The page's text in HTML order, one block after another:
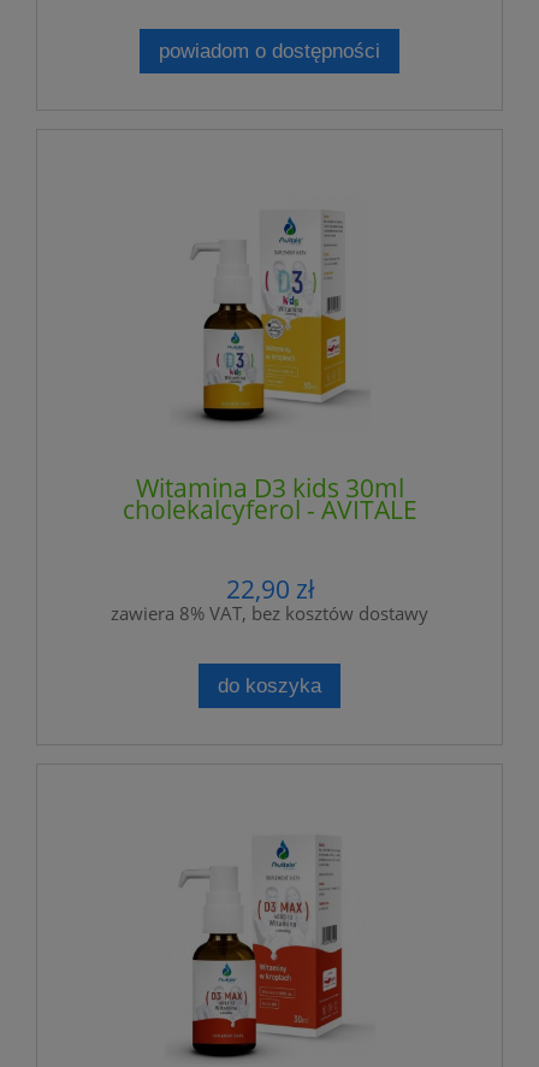
powiadom o dostępności
Witamina D3 kids 30ml
cholekalcyferol - AVITALE
22,90 zł
zawiera 8% VAT, bez kosztów dostawy
do koszyka